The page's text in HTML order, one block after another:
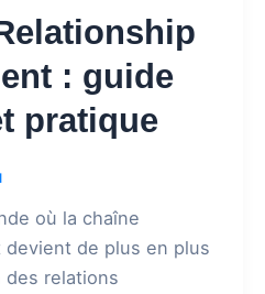
: guide
pratique
où la chaîne
devient de plus en plus
des relations